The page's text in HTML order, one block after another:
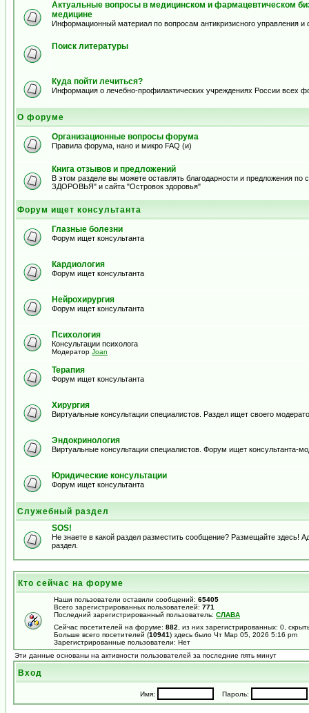
Актуальные вопросы в медицинском и фармацевтическом
медицине
Информационный материал по вопросам антикризисного управления и
Поиск литературы
Куда пойти лечиться?
Информация о лечебно-профилактических учреждениях России всех
О форуме
Организационные вопросы форума
Правила форума, нано и микро FAQ (и)
Книга отзывов и предложений
В этом разделе вы можете оставлять благодарности и предложения
ЗДОРОВЬЯ" и сайта "Островок здоровья"
Форум ищет консультанта
Глазные болезни
Форум ищет консультанта
Кардиология
Форум ищет консультанта
Нейрохирургия
Форум ищет консультанта
Психология
Консультации психолога
Модератор Joan
Терапия
Форум ищет консультанта
Хирургия
Виртуальные консультации специалистов. Раздел ищет своего
Эндокринология
Виртуальные консультации специалистов. Форум ищет консультанта-
Юридические консультации
Форум ищет консультанта
Служебный раздел
SOS!
Не знаете в какой раздел разместить сообщение? Размещайте здесь!
раздел.
Кто сейчас на форуме
Наши пользователи оставили сообщений: 65405
Всего зарегистрированных пользователей: 771
Последний зарегистрированный пользователь: СЛАВА
Сейчас посетителей на форуме: 882 , из них зарегистрированных: 0,
Больше всего посетителей (10941) здесь было Чт Мар 05, 2026 5:16 pm
Зарегистрированные пользователи: Нет
Эти данные основаны на активности пользователей за последние пять минут
Вход
Имя: Пароль: